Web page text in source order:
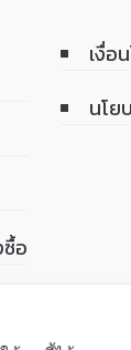
อ
เงื่อ
นโย